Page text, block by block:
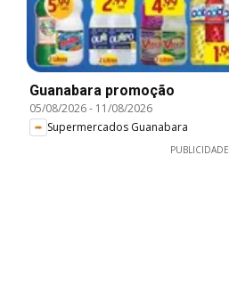
Guanabara promoção
05/08/2026- 11/08/2026
Supermercados Guanabara
PUBLICIDADE